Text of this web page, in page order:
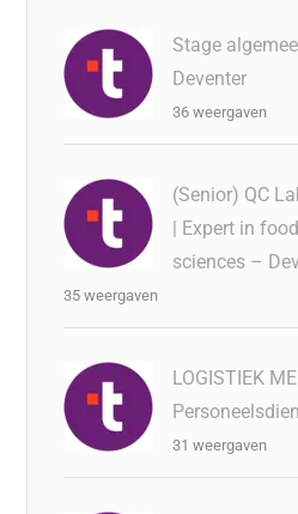
Stage
Deventer
36 weergaven
(Senior) QC
| Expert in
sciences –
35 weergaven
LOGISTIEK
31 weergaven